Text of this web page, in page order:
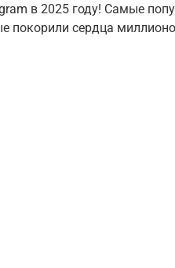
в 2025 году! Самые
сердца